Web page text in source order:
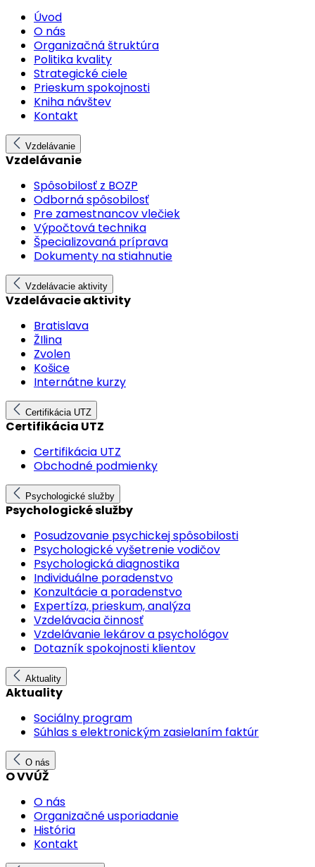
Úvod
O nás
Organizačná štruktúra
Politika kvality
Strategické ciele
Prieskum spokojnosti
Kniha návštev
Kontakt
Vzdelávanie
Vzdelávanie
Spôsobilosť z BOZP
Odborná spôsobilosť
Pre zamestnancov vlečiek
Výpočtová technika
Špecializovaná príprava
Dokumenty na stiahnutie
Vzdelávacie aktivity
Vzdelávacie aktivity
Bratislava
ŽIlina
Zvolen
Košice
Internátne kurzy
Certifikácia UTZ
Certifikácia UTZ
Certifikácia UTZ
Obchodné podmienky
Psychologické služby
Psychologické služby
Posudzovanie psychickej spôsobilosti
Psychologické vyšetrenie vodičov
Psychologická diagnostika
Individuálne poradenstvo
Konzultácie a poradenstvo
Expertíza, prieskum, analýza
Vzdelávacia činnosť
Vzdelávanie lekárov a psychológov
Dotazník spokojnosti klientov
Aktuality
Aktuality
Sociálny program
Súhlas s elektronickým zasielaním faktúr
O nás
O VVÚŽ
O nás
Organizačné usporiadanie
História
Kontakt